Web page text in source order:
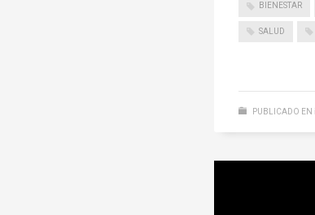
BIENESTAR
SALUD
PUBLICADO EN